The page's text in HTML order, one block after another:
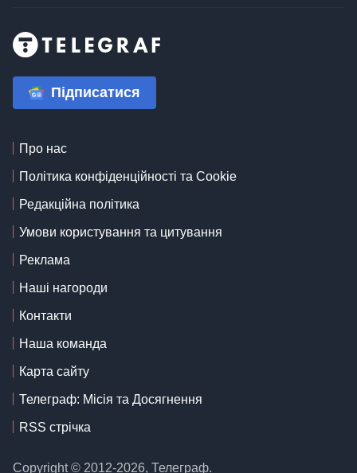
Підписатися
Про нас
Політика конфіденційності та Cookie
Редакційна політика
Умови користування та цитування
Реклама
Наші нагороди
Контакти
Наша команда
Карта сайту
Телеграф: Місія та Досягнення
RSS стрічка
Copyright © 2012-2026, Телеграф.